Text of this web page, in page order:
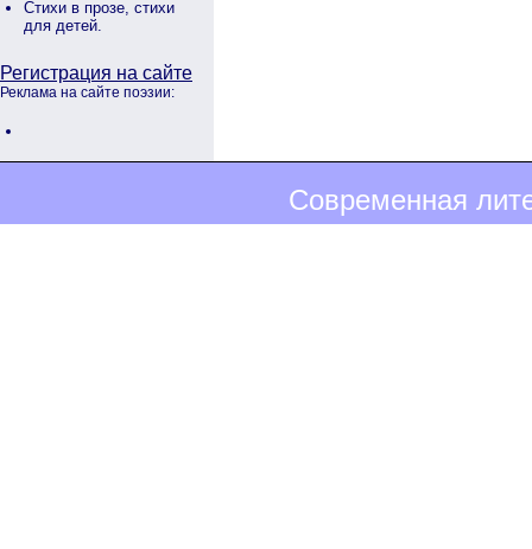
Стихи в прозе, стихи
для детей.
Регистрация на сайте
Реклама на сайте поэзии:
Современная